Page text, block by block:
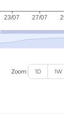
Zoom: 1D 1W